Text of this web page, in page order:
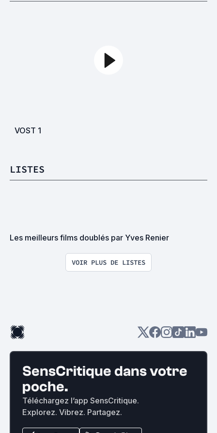
VOST 1
LISTES
Les meilleurs films doublés par Yves Renier
VOIR PLUS DE LISTES
SensCritique dans votre
poche.
Téléchargez l’app SensCritique.
Explorez. Vibrez. Partagez.